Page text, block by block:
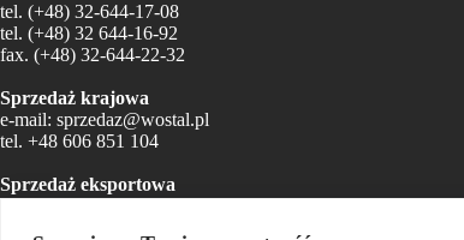
tel. (+48) 32-644-17-08
tel. (+48) 32 644-16-92
fax. (+48) 32-644-22-32
Sprzedaż krajowa
e-mail: sprzedaz@wostal.pl
tel. +48 606 851 104
Sprzedaż eksportowa